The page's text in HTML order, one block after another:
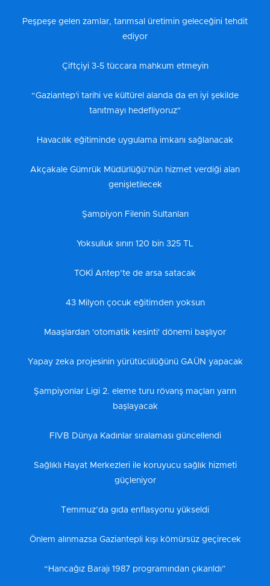
Peşpeşe gelen zamlar, tarımsal üretimin geleceğini tehdit
ediyor
Çiftçiyi 3-5 tüccara mahkum etmeyin
“Gaziantep'i tarihi ve kültürel alanda da en iyi şekilde
tanıtmayı hedefliyoruz"
Havacılık eğitiminde uygulama imkanı sağlanacak
Akçakale Gümrük Müdürlüğü’nün hizmet verdiği alan
genişletilecek
Şampiyon Filenin Sultanları
Yoksulluk sınırı 120 bin 325 TL
TOKİ Antep’te de arsa satacak
43 Milyon çocuk eğitimden yoksun
Maaşlardan 'otomatik kesinti' dönemi başlıyor
Yapay zeka projesinin yürütücülüğünü GAÜN yapacak
Şampiyonlar Ligi 2. eleme turu rövanş maçları yarın
başlayacak
FIVB Dünya Kadınlar sıralaması güncellendi
Sağlıklı Hayat Merkezleri ile koruyucu sağlık hizmeti
güçleniyor
Temmuz’da gıda enflasyonu yükseldi
Önlem alınmazsa Gaziantepli kışı kömürsüz geçirecek
“Hancağız Barajı 1987 programından çıkarıldı”